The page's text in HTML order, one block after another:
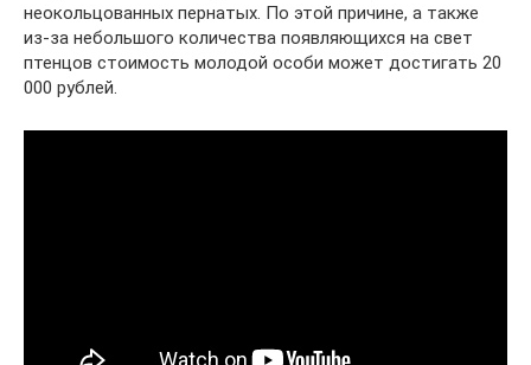
неокольцованных пернатых. По этой причине, а также
из-за небольшого количества появляющихся на свет
птенцов стоимость молодой особи может достигать 20
000 рублей.